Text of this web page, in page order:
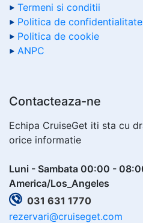
Termeni si conditii
Politica de confidentialitate
Politica de cookie
ANPC
Contacteaza-ne
Echipa CruiseGet iti sta cu
orice informatie
Luni - Sambata 00:00 -
America/Los_Angeles
031 631 1770
rezervari@cruiseget.com